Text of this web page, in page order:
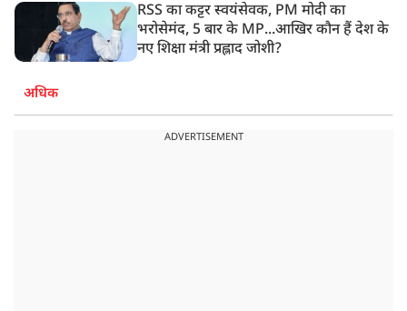
RSS का कट्टर स्वयंसेवक, PM मोदी का
भरोसेमंद, 5 बार के MP...आखिर कौन हैं देश के
नए शिक्षा मंत्री प्रह्लाद जोशी?
अधिक
ADVERTISEMENT